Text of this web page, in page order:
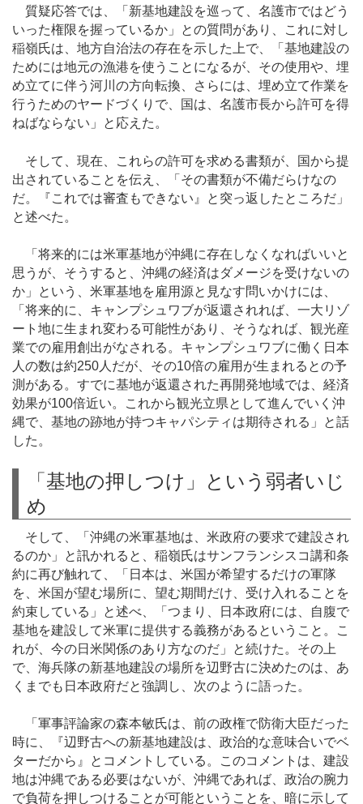
質疑応答では、「新基地建設を巡って、名護市ではどう
いった権限を握っているか」との質問があり、これに対し
稲嶺氏は、地方自治法の存在を示した上で、「基地建設の
ためには地元の漁港を使うことになるが、その使用や、埋
め立てに伴う河川の方向転換、さらには、埋め立て作業を
行うためのヤードづくりで、国は、名護市長から許可を得
ねばならない」と応えた。
そして、現在、これらの許可を求める書類が、国から提
出されていることを伝え、「その書類が不備だらけなの
だ。『これでは審査もできない』と突っ返したところだ」
と述べた。
「将来的には米軍基地が沖縄に存在しなくなればいいと
思うが、そうすると、沖縄の経済はダメージを受けないの
か」という、米軍基地を雇用源と見なす問いかけには、
「将来的に、キャンプシュワブが返還されれば、一大リゾ
ート地に生まれ変わる可能性があり、そうなれば、観光産
業での雇用創出がなされる。キャンプシュワブに働く日本
人の数は約250人だが、その10倍の雇用が生まれるとの予
測がある。すでに基地が返還された再開発地域では、経済
効果が100倍近い。これから観光立県として進んでいく沖
縄で、基地の跡地が持つキャパシティは期待される」と話
した。
「基地の押しつけ」という弱者いじ
め
そして、「沖縄の米軍基地は、米政府の要求で建設され
るのか」と訊かれると、稲嶺氏はサンフランシスコ講和条
約に再び触れて、「日本は、米国が希望するだけの軍隊
を、米国が望む場所に、望む期間だけ、受け入れることを
約束している」と述べ、「つまり、日本政府には、自腹で
基地を建設して米軍に提供する義務があるということ。こ
れが、今の日米関係のあり方なのだ」と続けた。その上
で、海兵隊の新基地建設の場所を辺野古に決めたのは、あ
くまでも日本政府だと強調し、次のように語った。
「軍事評論家の森本敏氏は、前の政権で防衛大臣だった
時に、『辺野古への新基地建設は、政治的な意味合いでベ
ターだから』とコメントしている。このコメントは、建設
地は沖縄である必要はないが、沖縄であれば、政治の腕力
で負荷を押しつけることが可能ということを、暗に示して